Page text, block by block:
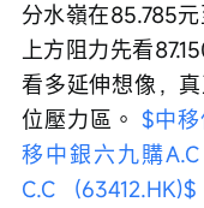
分水嶺在85.785
上方阻力先看
看多延伸想像，
位壓力區。 $中移
移中銀六九購A.C
C.C (63412.HK)$